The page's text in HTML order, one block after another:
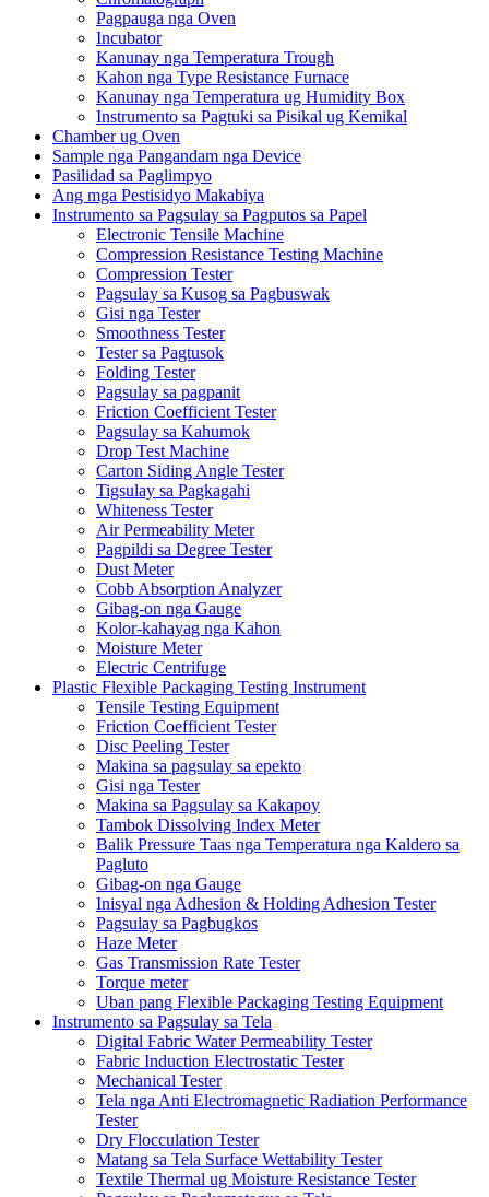
Pagpauga nga Oven
Incubator
Kanunay nga Temperatura Trough
Kahon nga Type Resistance Furnace
Kanunay nga Temperatura ug Humidity Box
Instrumento sa Pagtuki sa Pisikal ug Kemikal
Chamber ug Oven
Sample nga Pangandam nga Device
Pasilidad sa Paglimpyo
Ang mga Pestisidyo Makabiya
Instrumento sa Pagsulay sa Pagputos sa Papel
Electronic Tensile Machine
Compression Resistance Testing Machine
Compression Tester
Pagsulay sa Kusog sa Pagbuswak
Gisi nga Tester
Smoothness Tester
Tester sa Pagtusok
Folding Tester
Pagsulay sa pagpanit
Friction Coefficient Tester
Pagsulay sa Kahumok
Drop Test Machine
Carton Siding Angle Tester
Tigsulay sa Pagkagahi
Whiteness Tester
Air Permeability Meter
Pagpildi sa Degree Tester
Dust Meter
Cobb Absorption Analyzer
Gibag-on nga Gauge
Kolor-kahayag nga Kahon
Moisture Meter
Electric Centrifuge
Plastic Flexible Packaging Testing Instrument
Tensile Testing Equipment
Friction Coefficient Tester
Disc Peeling Tester
Makina sa pagsulay sa epekto
Gisi nga Tester
Makina sa Pagsulay sa Kakapoy
Tambok Dissolving Index Meter
Balik Pressure Taas nga Temperatura nga Kaldero sa
Pagluto
Gibag-on nga Gauge
Inisyal nga Adhesion & Holding Adhesion Tester
Pagsulay sa Pagbugkos
Haze Meter
Gas Transmission Rate Tester
Torque meter
Uban pang Flexible Packaging Testing Equipment
Instrumento sa Pagsulay sa Tela
Digital Fabric Water Permeability Tester
Fabric Induction Electrostatic Tester
Mechanical Tester
Tela nga Anti Electromagnetic Radiation Performance
Tester
Dry Flocculation Tester
Matang sa Tela Surface Wettability Tester
Textile Thermal ug Moisture Resistance Tester